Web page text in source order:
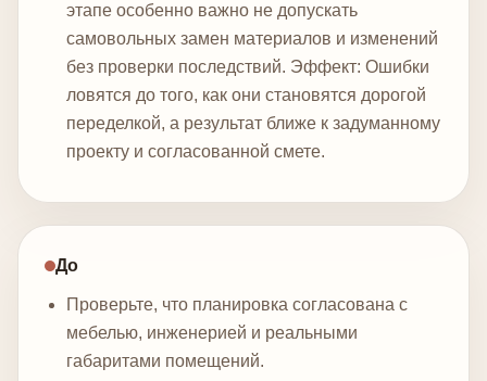
этапе особенно важно не допускать
самовольных замен материалов и изменений
без проверки последствий. Эффект: Ошибки
ловятся до того, как они становятся дорогой
переделкой, а результат ближе к задуманному
проекту и согласованной смете.
До
Проверьте, что планировка согласована с
мебелью, инженерией и реальными
габаритами помещений.